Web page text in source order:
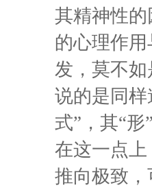
其精神性
的心理作
发，莫不
说的是同
式”，其“
在这一点
推向极致